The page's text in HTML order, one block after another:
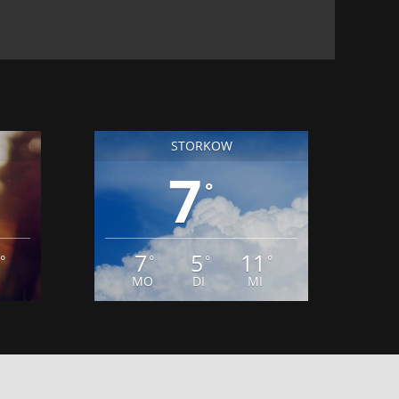
°
STORKOW
7°
7 °
MO
5°
DI
11 °
MI